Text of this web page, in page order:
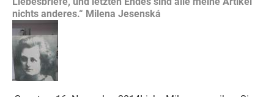
nichts anderes.“ Milena Jesenská